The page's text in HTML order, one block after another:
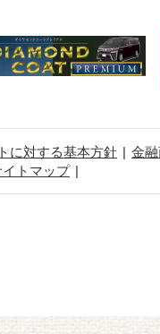
に対する基本方針
金
イトマップ